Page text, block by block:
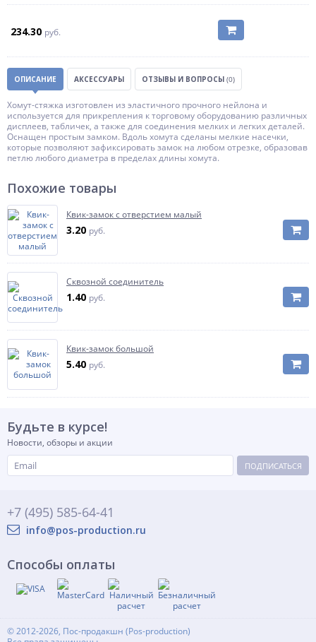
234.30 руб.
ОПИСАНИЕ АКСЕССУАРЫ ОТЗЫВЫ И ВОПРОСЫ (0)
Хомут-стяжка изготовлен из эластичного прочного нейлона и
используется для прикрепления к торговому оборудованию различных
дисплеев, табличек, а также для соединения мелких и легких деталей.
Оснащен простым замком. Вдоль хомута сделаны мелкие насечки,
которые позволяют зафиксировать замок на любом отрезке, образовав
петлю любого диаметра в пределах длины хомута.
Похожие товары
Квик-замок с отверстием малый
3.20 руб.
Сквозной соединитель
1.40 руб.
Квик-замок большой
5.40 руб.
Будьте в курсе!
Новости, обзоры и акции
ПОДПИСАТЬСЯ
+7 (495) 585-64-41
info@pos-production.ru
Способы оплаты
© 2012-2026, Пос-продакшн (Pos-production)